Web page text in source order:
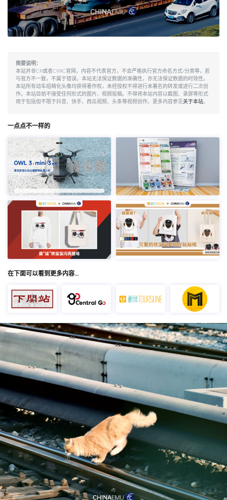
简要说明：
本站并非CR或者CRRC官网，内容不代表官方，不会严格执行官方命名方式/分类等，若
与官方不一致，不属于错误。本站无法保证数据的准确性，亦无法保证数据的时效性。
本站所有动车组萌化头像均获得著作权，未经授权不得进行未署名的转发或进行二次创
作。本站目前不接受任何形式的图片、视频投稿。不得将本站内容以截图、录屏等形式
用于包括但不限于抖音、快手、西瓜视频、头条等视频创作。更多内容参见关于本站。
一点点不一样的
在下面可以看到更多内容…